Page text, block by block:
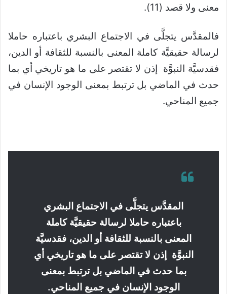
معنى ولا قصد (11).
فالمقدَّس يتجلَّى في الاجتماع البشري باعتباره حاملا
لرسالة حقيقيَّة كاملة المعنى بالنسبة للثقافة أو الدين،
فقدسيَّة النبوَّة إذن لا تقتصر على ما هو تاريخي أي بما
حدث في الماضي بل ترتبط بمعنى الوجود الإنسان في
جميع المناحي.
المقدَّس يتجلَّى في الاجتماع البشري
باعتباره حاملا لرسالة حقيقيَّة كاملة
المعنى بالنسبة للثقافة أو الدين، فقدسيَّة
النبوَّة إذن لا تقتصر على ما هو تاريخي أي
بما حدث في الماضي بل ترتبط بمعنى
الوجود الإنسان في جميع المناحي.